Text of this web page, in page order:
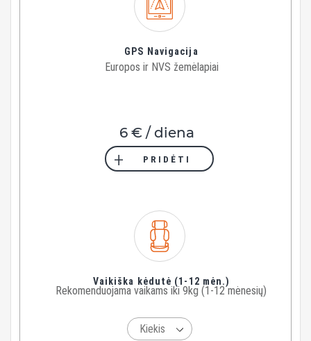
GPS Navigacija
Europos ir NVS žemėlapiai
6 € / diena
PRIDĖTI
Vaikiška kėdutė (1-12 mėn.)
Rekomenduojama vaikams iki 9kg (1-12 mėnesių)